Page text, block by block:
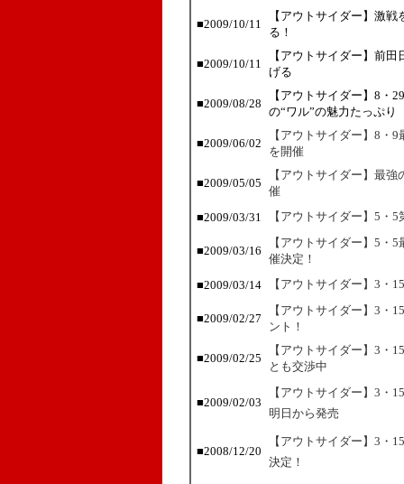
■2009/10/11
【アウトサイダー】激
る！
■2009/10/11
【アウトサイダー】前
げる
■2009/08/28
【アウトサイダー】8・
の“ワル”の魅力たっぷり
■2009/06/02
【アウトサイダー】8・
を開催
■2009/05/05
【アウトサイダー】最
催
■2009/03/31
【アウトサイダー】5・
■2009/03/16
【アウトサイダー】5・
催決定！
■2009/03/14
【アウトサイダー】3・
■2009/02/27
【アウトサイダー】3・
ント！
■2009/02/25
【アウトサイダー】3・
とも交渉中
■2009/02/03
【アウトサイダー】3・
明日から発売
■2008/12/20
【アウトサイダー】3・
決定！